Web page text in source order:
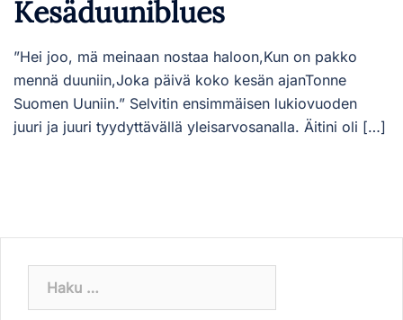
Kesäduuniblues
”Hei joo, mä meinaan nostaa haloon,Kun on pakko
mennä duuniin,Joka päivä koko kesän ajanTonne
Suomen Uuniin.” Selvitin ensimmäisen lukiovuoden
juuri ja juuri tyydyttävällä yleisarvosanalla. Äitini oli […]